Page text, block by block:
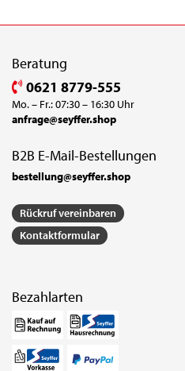
Beratung
0621 8779-555
Mo. – Fr.: 07:30 – 16:30 Uhr
anfrage@seyffer.shop
B2B E-Mail-Bestellungen
bestellung@seyffer.shop
Rückruf vereinbaren
Kontaktformular
Bezahlarten